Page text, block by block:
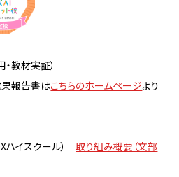
・教材実証）
報告書はこちらのホームページより
ハイスクール）取り組み概要（文部